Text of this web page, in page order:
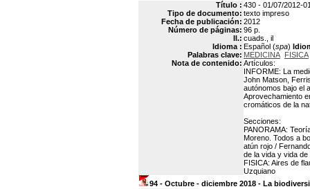
Título : 430 - 01/07/2012-
Tipo de documento: texto impreso
Fecha de publicación: 2012
Número de páginas: 96 p.
Il.: cuads., il
Idioma : Español (spa)
Palabras clave: MEDICINA FISICA
Nota de contenido: Artículos:
INFORME: La
John Matson,
autónomos bajo el
Aprovechamiento
cromáticos de la
Secciones:
PANORAMA:
Moreno. Todos a
atún rojo /
de la vida y vida
FISICA: Aires de
Uzquiano
94 - Octubre - diciembre 2018 - La